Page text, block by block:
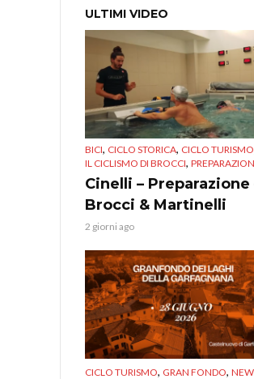
ULTIMI VIDEO
BICI, CICLO STORICA, CICLO TURISMO
IL CICLISMO DI BROCCI,
Cinelli – Preparazione
Brocci & Martinelli
2 giorni ago
CICLO TURISMO, GRAN FONDO,